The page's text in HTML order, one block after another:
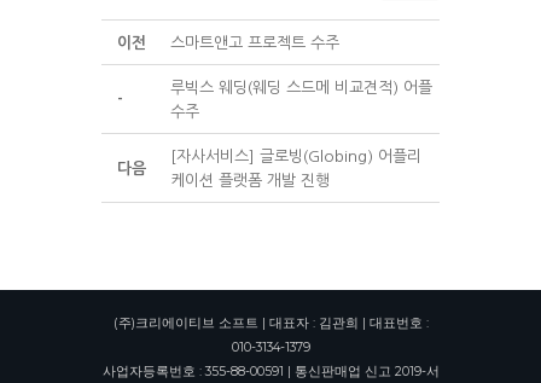
이전 스마트앤고 프로젝트 수주
-
루빅스 웨딩(웨딩 스드메 비교견적) 어플
수주
다음
[자사서비스] 글로빙(Globing) 어플리
케이션 플랫폼 개발 진행
(주)크리에이티브 소프트 | 대표자 : 김관희 | 대표번호 :
010-3134-1379
사업자등록번호 : 355-88-00591 | 통신판매업 신고 2019-서